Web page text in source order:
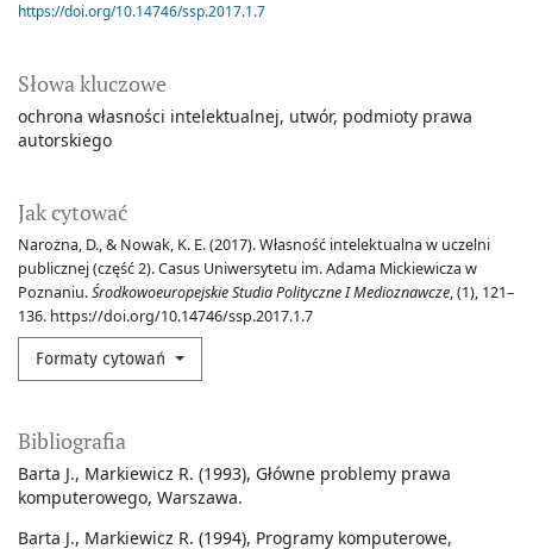
Słowa kluczowe
ochrona własności intelektualnej utwór podmioty prawa
autorskiego
Jak cytować
Narożna, D., & Nowak, K. E. (2017). Własność intelektualna w uczelni
publicznej (część 2). Casus Uniwersytetu im. Adama Mickiewicza w
Poznaniu.Środkowoeuropejskie Studia Polityczne I Medioznawcze, (1), 121–
136. https://doi.org/10.14746/ssp.2017.1.7
Formaty cytowań
https://doi.org/10.14746/ssp.2017.1.7
Bibliografia
Barta J., Markiewicz R. (1993), Główne problemy prawa
komputerowego, Warszawa.
Barta J., Markiewicz R. (1994), Programy komputerowe,